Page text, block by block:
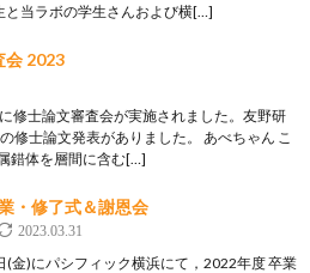
と当ラボの学生さんおよび横[…]
会 2023
修士論文審査会が実施されました。友野研
修士論文発表がありました。 あべちゃん こ
錯体を層間に含む[…]
・修了式＆謝恩会
2023.03.31
(金)にパシフィック横浜にて，2022年度 卒業